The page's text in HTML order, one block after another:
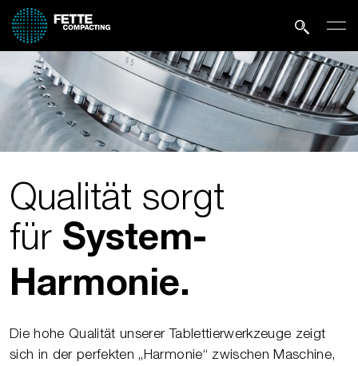
Qualität sorgt
für System-
Harmonie.
Die hohe Qualität unserer Tablettierwerkzeuge zeigt
sich in der perfekten „Harmonie“ zwischen Maschine,